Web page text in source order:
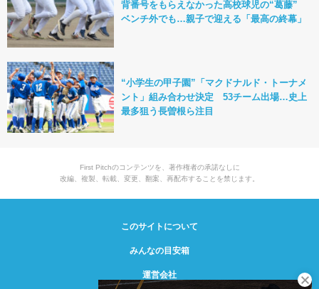
背番号をもらえなかった高校球児の“葛藤”
ベンチ外でも…親子で迎える「最高の終幕」
“小学生の甲子園”「マクドナルド・トーナメ
ント」組み合わせ決定 53チーム出場…史上
最多狙う長曽根ら注目
First Pitchのコンテンツを、著作権者の承諾なしに
改編、複製、転載、変更、翻案、再配布することを禁じます。
このサイトについて
みんなの目安箱
運営会社